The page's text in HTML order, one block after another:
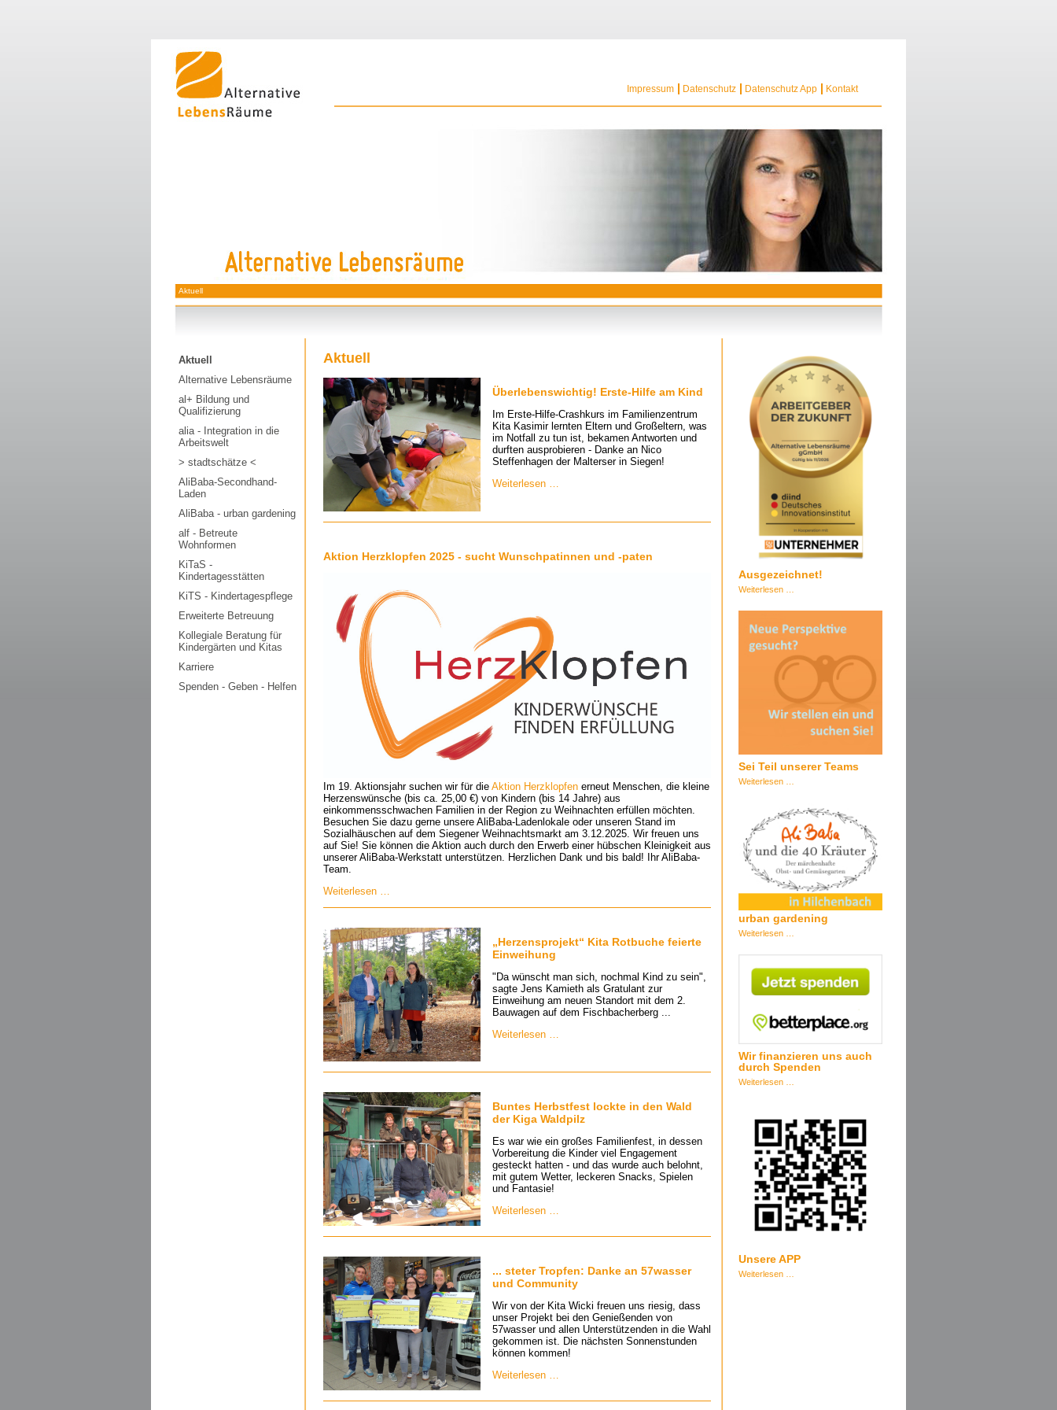
Impressum Datenschutz Datenschutz App Kontakt
Aktuell
Aktuell
Überlebenswichtig! Erste-Hilfe am Kind
Im Erste-Hilfe-Crashkurs im Familienzentrum
Kita Kasimir lernten Eltern und Großeltern, was
im Notfall zu tun ist, bekamen Antworten und
durften ausprobieren - Danke an Nico
Steffenhagen der Malterser in Siegen!
Weiterlesen …
Aktion Herzklopfen 2025 - sucht Wunschpatinnen und -paten
Im 19. Aktionsjahr suchen wir für die Aktion Herzklopfen erneut Menschen, die kleine
Herzenswünsche (bis ca. 25,00 €) von Kindern (bis 14 Jahre) aus
einkommensschwachen Familien in der Region zu Weihnachten erfüllen möchten.
Besuchen Sie dazu gerne unsere AliBaba-Ladenlokale oder unseren Stand im
Sozialhäuschen auf dem Siegener Weihnachtsmarkt am 3.12.2025. Wir freuen uns
auf Sie! Sie können die Aktion auch durch den Erwerb einer hübschen Kleinigkeit aus
unserer AliBaba-Werkstatt unterstützen. Herzlichen Dank und bis bald! Ihr AliBaba-
Team.
Weiterlesen …
-
sucht
Wunschpatinnen
und
-
paten
„Herzensprojekt“ Kita Rotbuche feierte
Einweihung
"Da wünscht man sich, nochmal Kind zu sein",
sagte Jens Kamieth als Gratulant zur
Einweihung am neuen Standort mit dem 2.
Bauwagen auf dem Fischbacherberg ...
Weiterlesen …
feierte
Buntes Herbstfest lockte in den Wald
der Kiga Waldpilz
Es war wie ein großes Familienfest, in dessen
Vorbereitung die Kinder viel Engagement
gesteckt hatten - und das wurde auch belohnt,
mit gutem Wetter, leckeren Snacks, Spielen
und Fantasie!
Weiterlesen …
lockte
Wald
der
Kiga
Waldpilz
... steter Tropfen: Danke an 57wasser
und Community
Wir von der Kita Wicki freuen uns riesig, dass
unser Projekt bei den Genießenden von
57wasser und allen Unterstützenden in die Wahl
gekommen ist. Die nächsten Sonnenstunden
können kommen!
Weiterlesen …
Tropfen:
Navigation
Aktuell
Alternative Lebensräume
al+ Bildung und
Qualifizierung
alia - Integration in die
Arbeitswelt
> stadtschätze <
AliBaba-Secondhand-
Laden
AliBaba - urban gardening
alf - Betreute
Wohnformen
KiTaS -
Kindertagesstätten
KiTS - Kindertagespflege
Erweiterte Betreuung
Kollegiale Beratung für
Kindergärten und Kitas
Karriere
Spenden - Geben - Helfen
Ausgezeichnet!
Weiterlesen …
Sei Teil unserer Teams
Weiterlesen …
Teams
urban gardening
Weiterlesen …
Wir finanzieren uns auch
durch Spenden
Weiterlesen …
Unsere APP
Weiterlesen …